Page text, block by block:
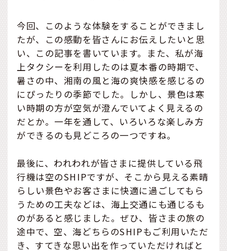
今回、このような体験をすることができまし
たが、この感動を皆さんにお伝えしたいと思
い、この記事を書いています。また、私が海
上タクシーを利用したのは夏本番の時期で、
暑さの中、湘南の風と海の爽快感を感じるの
にぴったりの季節でした。しかし、景色は寒
い時期の方が空気が澄んでいてよく見えるの
だとか。一年を通して、いろいろな楽しみ方
ができるのも見どころの一つですね。
最後に、われわれが皆さまに提供している飛
行機は空のSHIPですが、そこから見える素晴
らしい景色やお客さまに快適に過ごしてもら
うための工夫などは、海上交通にも通じるも
のがあると感じました。ぜひ、皆さまの旅の
途中で、空、海どちらのSHIPもご利用いただ
き、すてきな思い出を作っていただければと